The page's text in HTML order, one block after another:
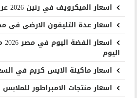
اسعار الميكرويف في رنين 2026 عروض رنين الجديدة
اسعار عدة التليفون الارضى فى مصر
اليوم
اسعار ماكينة الايس كريم في
اسعار منتجات الامبراطور للملابس